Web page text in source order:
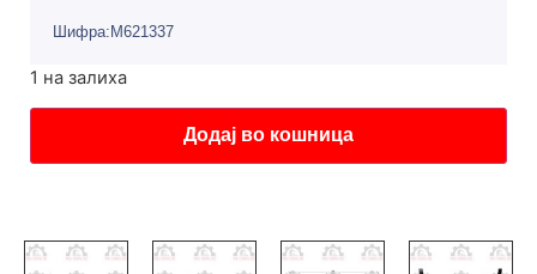
Шифра:M621337
1 на залиха
Додај во кошница